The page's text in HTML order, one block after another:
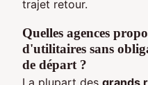
trajet retour.
Quelles agences
d'utilitaires sans
de départ ?
La plupart des grands